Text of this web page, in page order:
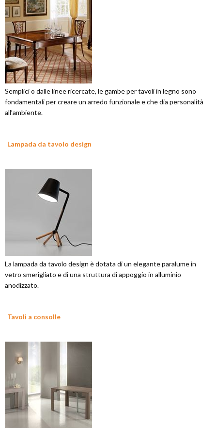
Semplici o dalle linee ricercate, le gambe per tavoli in legno sono
fondamentali per creare un arredo funzionale e che dia personalità
all’ambiente.
Lampada da tavolo design
La lampada da tavolo design è dotata di un elegante paralume in
vetro smerigliato e di una struttura di appoggio in alluminio
anodizzato.
Tavoli a consolle